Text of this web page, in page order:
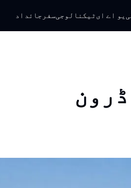
یو اے ایٹیکنالوجیسفر جائداد